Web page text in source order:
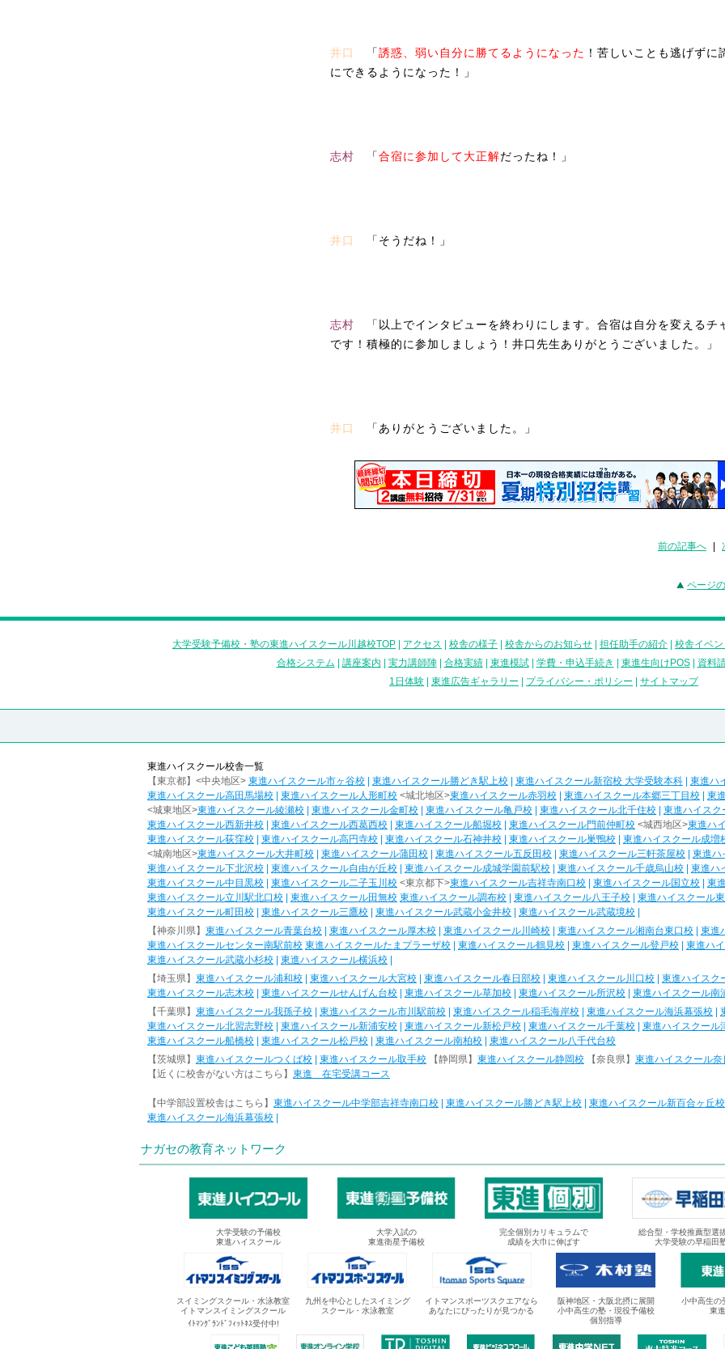
井口 「誘惑、弱い自分に勝てるようになった ！苦しいことも逃げずに
にできるようになった！」
志村 「合宿に参加して大正解だったね！」
井口 「そうだね！」
志村 「以上でインタビューを終わりにします。合宿は自分を変えるチ
です！積極的に参加しましょう！井口先生ありがとうございました。」
井口 「ありがとうございました。」
前の記事へ
ページ
大学受験予備校・塾の東進ハイスクール川越校TOP アクセス 校舎の様子 校舎からのお知らせ 担任助手の紹介
校舎イベ
合格システム
講座案内 実力講師陣| 合格実績| 東進模試| 学費・申込手続き 東進生向けPOS|
資料
1日体験
東進広告ギャラリー プライバシー・ポリシー サイトマップ
東進ハイスクール校舎一覧
【東京都】<中央地区> 東進ハイスクール市ヶ谷校 東進ハイスクール勝どき駅上校 東進ハイスクール新宿校 大学受験本科
東進ハ
東進ハイスクール高田馬場校
東進ハイスクール人形町校 <城北地区>東進ハイスクール赤羽校 東進ハイスクール本郷三丁目校
東
<城東地区>東進ハイスクール綾瀬校 東進ハイスクール金町校 東進ハイスクール亀戸校 東進ハイスクール北千住校
東進ハイスク
東進ハイスクール西新井校
東進ハイスクール西葛西校 東進ハイスクール船堀校 東進ハイスクール門前仲町校 <城西地区>東進ハ
東進ハイスクール荻窪校
東進ハイスクール高円寺校 東進ハイスクール石神井校 東進ハイスクール巣鴨校
東進ハイスクール成増
<城南地区>東進ハイスクール大井町校 東進ハイスクール蒲田校 東進ハイスクール五反田校 東進ハイスクール三軒茶屋校
東進ハ
東進ハイスクール下北沢校
東進ハイスクール自由が丘校 東進ハイスクール成城学園前駅校 東進ハイスクール千歳烏山校
東進ハ
東進ハイスクール中目黒校
東進ハイスクール二子玉川校 <東京都下>東進ハイスクール吉祥寺南口校 東進ハイスクール国立校
東
東進ハイスクール立川駅北口校
東進ハイスクール田無校 東進ハイスクール調布校 東進ハイスクール八王子校
東進ハイスクール
東進ハイスクール町田校
東進ハイスクール三鷹校 東進ハイスクール武蔵小金井校 東進ハイスクール武蔵境校
【神奈川県】 東進ハイスクール青葉台校 東進ハイスクール厚木校 東進ハイスクール川崎校 東進ハイスクール湘南台東口校
東進
東進ハイスクールセンター南駅前校 東進ハイスクールたまプラーザ校 東進ハイスクール鶴見校 東進ハイスクール登戸校
東進ハ
東進ハイスクール武蔵小杉校
東進ハイスクール横浜校
【埼玉県】 東進ハイスクール浦和校 東進ハイスクール大宮校 東進ハイスクール春日部校 東進ハイスクール川口校
東進ハイスク
東進ハイスクール志木校
東進ハイスクールせんげん台校 東進ハイスクール草加校 東進ハイスクール所沢校
東進ハイスクール南
【千葉県】 東進ハイスクール我孫子校 東進ハイスクール市川駅前校 東進ハイスクール稲毛海岸校 東進ハイスクール海浜幕張校
東進ハイスクール北習志野校
東進ハイスクール新浦安校 東進ハイスクール新松戸校 東進ハイスクール千葉校
東進ハイスクール
東進ハイスクール船橋校
東進ハイスクール松戸校 東進ハイスクール南柏校
東進ハイスクール八千代台校
【茨城県】 東進ハイスクールつくば校 東進ハイスクール取手校 【静岡県】 東進ハイスクール静岡校 【奈良県】 東進ハイスクール奈
【近くに校舎がない方はこちら】 東進 在宅受講コース
【中学部設置校舎はこちら】 東進ハイスクール中学部吉祥寺南口校 東進ハイスクール勝どき駅上校
東進ハイスクール新百合ヶ丘校
東進ハイスクール海浜幕張校
ナガセの教育ネットワーク
大学受験の予備校
東進ハイスクール
大学入試の
東進衛星予備校
完全個別カリキュラムで
成績を大巾に伸ばす
総合型・学校推薦型選
大学受験の早稲田
スイミングスクール・水泳教室
イトマンスイミングスクール
ｲﾄﾏﾝｸﾞﾗﾝﾄﾞﾌｨｯﾄﾈｽ受付中!
九州を中心としたスイミング
スクール・水泳教室
イトマンスポーツスクエアなら
あなたにぴったりが見つかる
阪神地区・大阪北摂に展開
小中高生の塾・現役予備校
個別指導
小中高生の
東